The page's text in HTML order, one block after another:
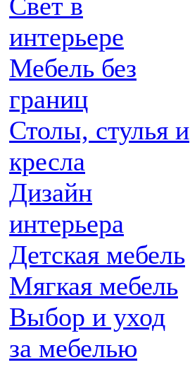
интерьере
Мебель без
границ
Столы, стулья и
кресла
Дизайн
интерьера
Детская мебель
Мягкая мебель
Выбор и уход
за мебелью